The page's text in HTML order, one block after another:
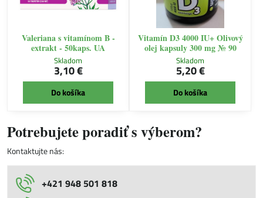
Valeriana s vitamínom B -
extrakt - 50kaps. UA
Skladom
3,10 €
Do košíka
Vitamín D3 4000 IU+ Olivový
olej kapsuly 300 mg № 90
Skladom
5,20 €
Do košíka
Potrebujete poradiť s výberom?
Kontaktujte nás:
+421 948 501 818